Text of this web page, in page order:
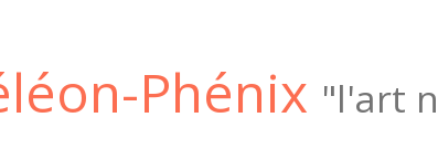
Phénix "l'art